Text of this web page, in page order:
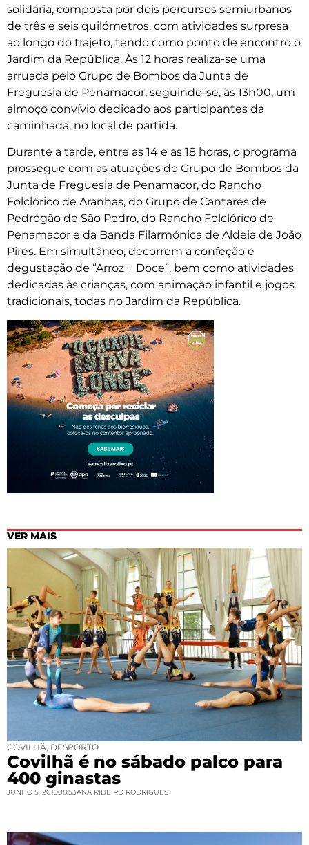
solidária, composta por dois percursos semiurbanos
de três e seis quilómetros, com atividades surpresa
ao longo do trajeto, tendo como ponto de encontro o
Jardim da República. Às 12 horas realiza-se uma
arruada pelo Grupo de Bombos da Junta de
Freguesia de Penamacor, seguindo-se, às 13h00, um
almoço convívio dedicado aos participantes da
caminhada, no local de partida.
Durante a tarde, entre as 14 e as 18 horas, o programa
prossegue com as atuações do Grupo de Bombos da
Junta de Freguesia de Penamacor, do Rancho
Folclórico de Aranhas, do Grupo de Cantares de
Pedrógão de São Pedro, do Rancho Folclórico de
Penamacor e da Banda Filarmónica de Aldeia de João
Pires. Em simultâneo, decorrem a confeção e
degustação de “Arroz + Doce”, bem como atividades
dedicadas às crianças, com animação infantil e jogos
tradicionais, todas no Jardim da República.
VER MAIS
COVILHÃ DESPORTO
Covilhã é no sábado palco para
400 ginastas
JUNHO 5, 201908:53ANA RIBEIRO RODRIGUES